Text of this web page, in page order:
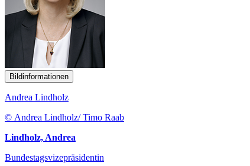
Bildinformationen
Andrea Lindholz
© Andrea Lindholz/ Timo Raab
Lindholz, Andrea
Bundestagsvizepräsidentin